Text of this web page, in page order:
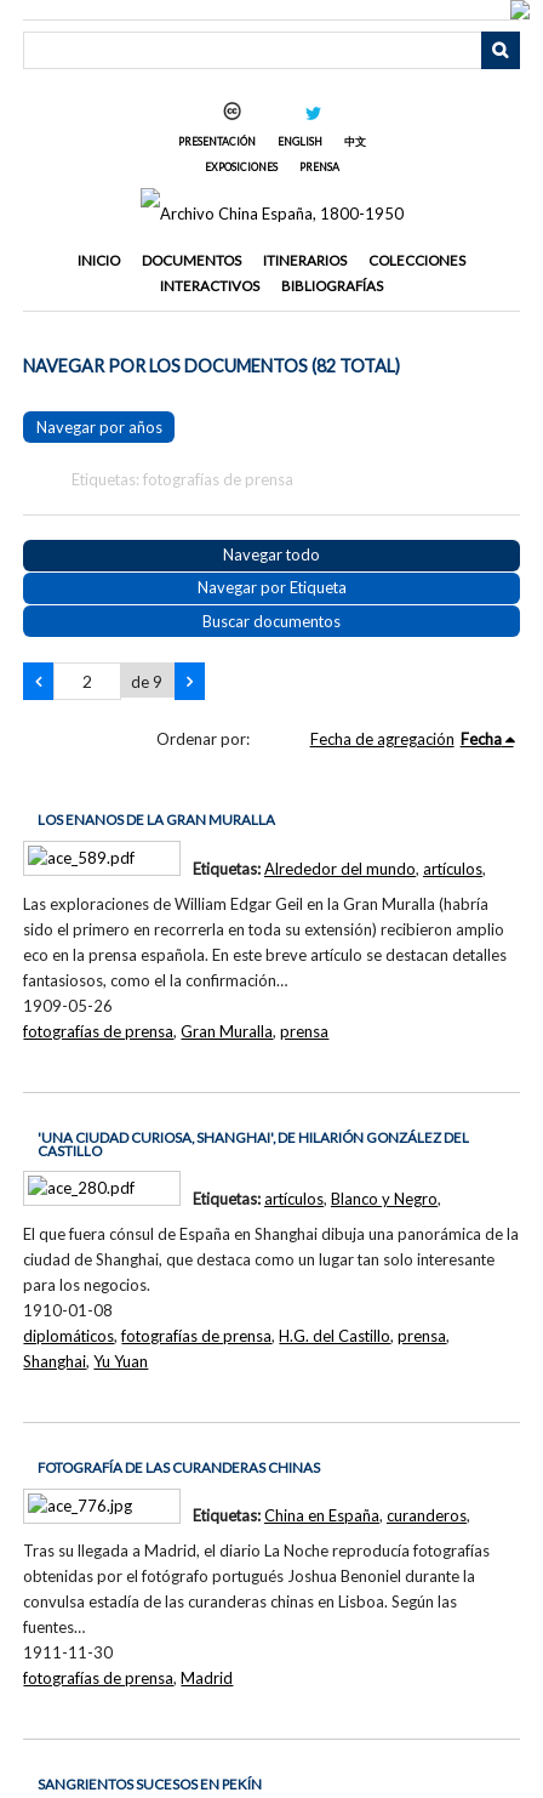
PRESENTACIÓN ENGLISH
中文
EXPOSICIONES
PRENSA
INICIO DOCUMENTOS ITINERARIOS
COLECCIONES
INTERACTIVOS
BIBLIOGRAFÍAS
NAVEGAR POR LOS DOCUMENTOS (82 TOTAL)
Navegar por años
Etiquetas: fotografías de prensa
Navegar todo
Navegar por Etiqueta
Buscar documentos
de 9
Ordenar por: Fecha de agregación Fecha
LOS ENANOS DE LA GRAN MURALLA
Las exploraciones de William Edgar Geil en la Gran Muralla (habría
sido el primero en recorrerla en toda su extensión) recibieron amplio
eco en la prensa española. En este breve artículo se destacan detalles
fantasiosos, como el la confirmación…
1909-05-26
Etiquetas:Alrededor del mundo, artículos,
fotografías de prensa,Gran Muralla,prensa
'UNA CIUDAD CURIOSA, SHANGHAI', DE HILARIÓN GONZÁLEZ DEL
CASTILLO
El que fuera cónsul de España en Shanghai dibuja una panorámica de la
ciudad de Shanghai, que destaca como un lugar tan solo interesante
para los negocios.
1910-01-08
Etiquetas:artículos, Blanco y Negro,
diplomáticos,fotografías de prensa,H.G. del Castillo,prensa,
Shanghai,Yu Yuan
FOTOGRAFÍA DE LAS CURANDERAS CHINAS
Tras su llegada a Madrid, el diario La Noche reproducía fotografías
obtenidas por el fotógrafo portugués Joshua Benoniel durante la
convulsa estadía de las curanderas chinas en Lisboa. Según las
fuentes…
1911-11-30
Etiquetas:China en España, curanderos,
fotografías de prensa,Madrid
SANGRIENTOS SUCESOS EN PEKÍN